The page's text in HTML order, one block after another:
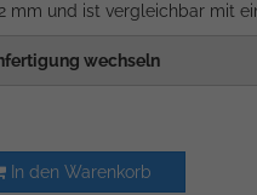
mm und ist vergleichbar mit
wechseln
In den Warenkorb